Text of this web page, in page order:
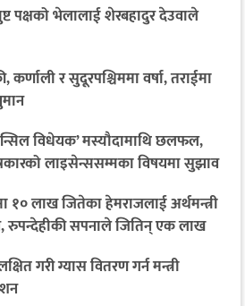
पक्षको भेलालाई शेरबहादुर देउवाले
कर्णाली र सुदूरपश्चिममा वर्षा, तराईमा
विधेयक’ मस्यौदामाथि छलफल,
लाइसेन्ससम्मका विषयमा सुझाव
१० लाख जितेका हेमराजलाई अर्थमन्त्री
रुपन्देहीकी सपनाले जितिन् एक लाख
गरी ग्यास वितरण गर्न मन्त्री